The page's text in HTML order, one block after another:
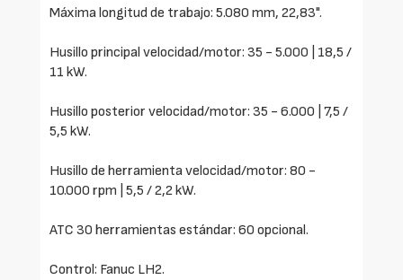
Máxima longitud de trabajo: 5.080 mm, 22,83".
Husillo principal velocidad/motor: 35 - 5.000 | 18,5 /
11 kW.
Husillo posterior velocidad/motor: 35 - 6.000 | 7,5 /
5,5 kW.
Husillo de herramienta velocidad/motor: 80 -
10.000 rpm | 5,5 / 2,2 kW.
ATC 30 herramientas estándar: 60 opcional.
Control: Fanuc LH2.